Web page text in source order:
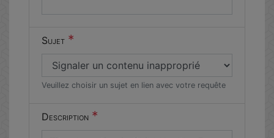
Sujet *
Veuillez choisir un sujet en lien avec votre requête
Description *